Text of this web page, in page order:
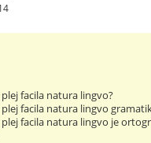
plej facila natura lingvo?
plej facila natura lingvo
plej facila natura lingvo je